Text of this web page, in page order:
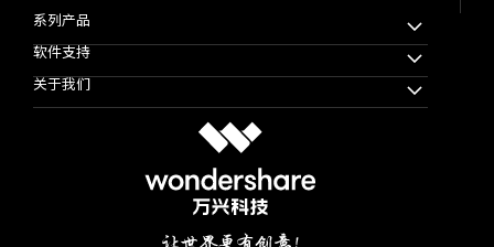
系列产品
万兴脑图MindMaster
万兴图示
软件支持
下载中心
关于我们